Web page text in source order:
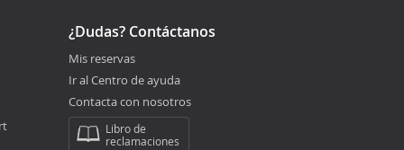
¿Dudas? Contáctanos
Mis reservas
Ir al Centro de ayuda
Contacta con nosotros
Libro de
reclamaciones